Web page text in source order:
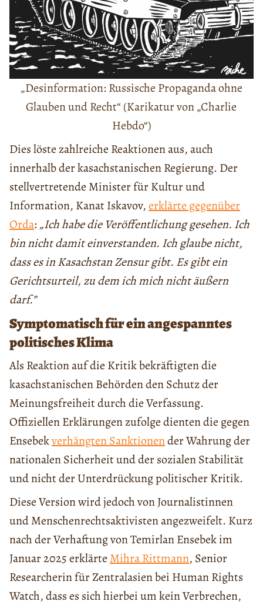
„Desinformation: Russische Propaganda ohne
Glauben und Recht“ (Karikatur von „Charlie
Hebdo“)
Dies löste zahlreiche Reaktionen aus, auch
innerhalb der kasachstanischen Regierung. Der
stellvertretende Minister für Kultur und
Information, Kanat Iskavov,erklärte gegenüber
Orda: „Ich habe die Veröffentlichung gesehen. Ich
bin nicht damit einverstanden. Ich glaube nicht,
dass es in Kasachstan Zensur gibt. Es gibt ein
Gerichtsurteil, zu dem ich mich nicht äußern
darf.”
Symptomatisch für ein angespanntes
politisches Klima
Als Reaktion auf die Kritik bekräftigten die
kasachstanischen Behörden den Schutz der
Meinungsfreiheit durch die Verfassung.
Offiziellen Erklärungen zufolge dienten die gegen
Ensebekverhängten Sanktionender Wahrung der
nationalen Sicherheit und der sozialen Stabilität
und nicht der Unterdrückung politischer Kritik.
Diese Version wird jedoch von Journalistinnen
und Menschenrechtsaktivisten angezweifelt. Kurz
nach der Verhaftung von Temirlan Ensebek im
Januar 2025 erklärte Mihra Rittmann, Senior
Researcherin für Zentralasien bei Human Rights
Watch, dass es sich hierbei um kein Verbrechen,